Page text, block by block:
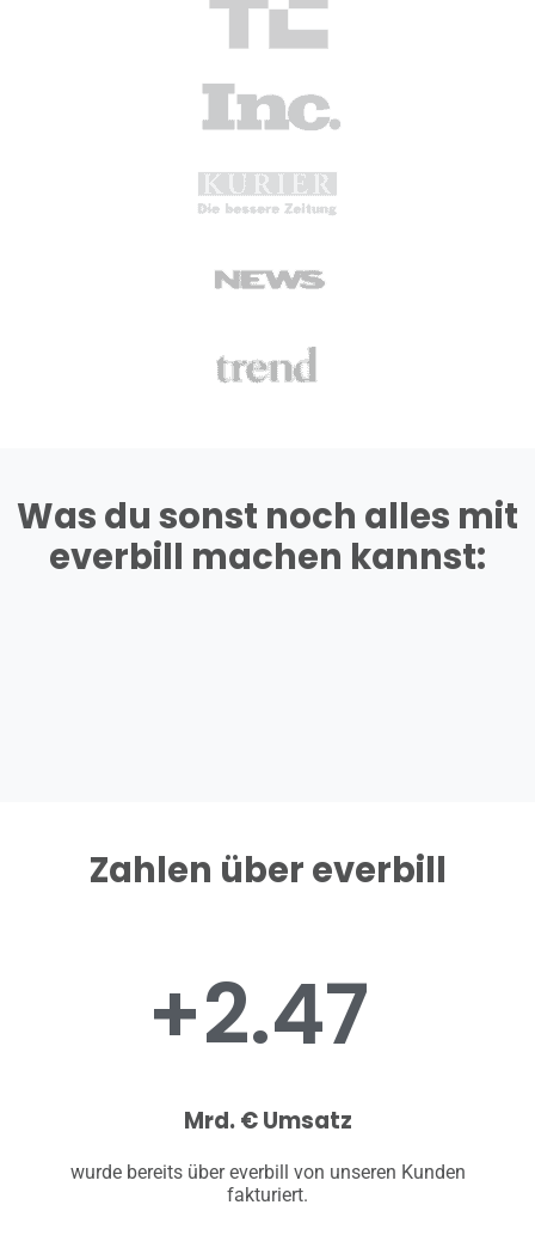
Was du sonst noch alles mit
everbill machen kannst:
Zahlen über everbill
+2.47
Mrd. € Umsatz
wurde bereits über everbill von unseren Kunden
fakturiert.